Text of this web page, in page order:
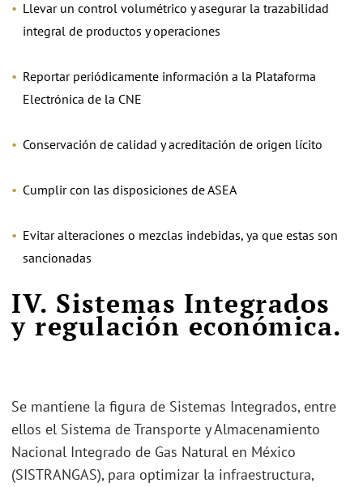
Llevar un control volumétrico y asegurar la trazabilidad
integral de productos y operaciones
Reportar periódicamente información a la Plataforma
Electrónica de la CNE
Conservación de calidad y acreditación de origen lícito
Cumplir con las disposiciones de ASEA
Evitar alteraciones o mezclas indebidas, ya que estas son
sancionadas
IV. Sistemas Integrados
y regulación económica.
Se mantiene la figura de Sistemas Integrados, entre
ellos el Sistema de Transporte y Almacenamiento
Nacional Integrado de Gas Natural en México
(SISTRANGAS), para optimizar la infraestructura,